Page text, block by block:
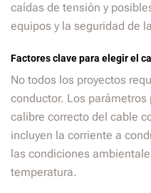
caídas de tensión y
equipos y la seguridad de
Factores clave para elegir el
No todos los proyectos
conductor. Los
calibre correcto del cable
incluyen la corriente a
las condiciones
temperatura.